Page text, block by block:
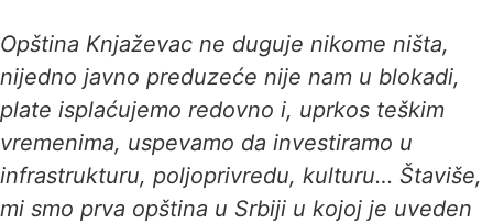
Opština Knjaževac ne duguje nikome ništa,
nijedno javno preduzeće nije nam u blokadi,
plate isplaćujemo redovno i, uprkos teškim
vremenima, uspevamo da investiramo u
infrastrukturu, poljoprivredu, kulturu… Štaviše,
mi smo prva opština u Srbiji u kojoj je uveden